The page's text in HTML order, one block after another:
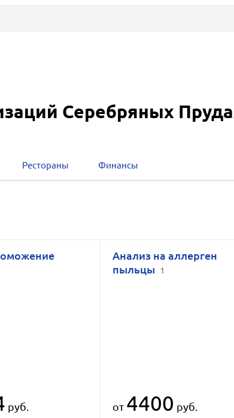
Серебряных
Рестораны Финансы
Анализ на аллерген
пыльцы 1
руб. от 4400 руб.